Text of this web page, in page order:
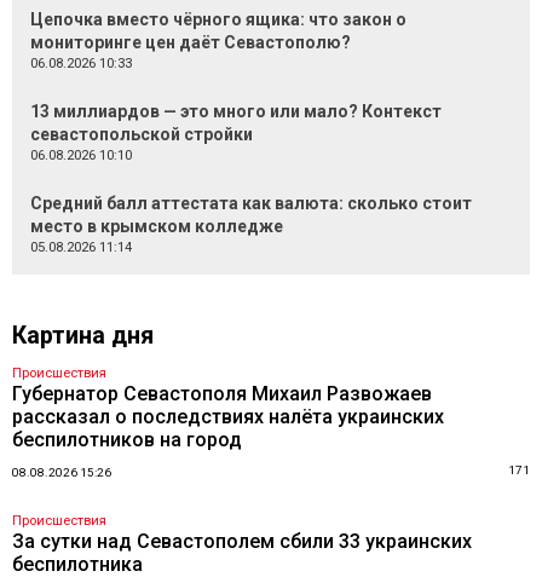
Цепочка вместо чёрного ящика: что закон о
мониторинге цен даёт Севастополю?
06.08.2026 10:33
13 миллиардов — это много или мало? Контекст
севастопольской стройки
06.08.2026 10:10
Средний балл аттестата как валюта: сколько стоит
место в крымском колледже
05.08.2026 11:14
Картина дня
Происшествия
Губернатор Севастополя Михаил Развожаев
рассказал о последствиях налёта украинских
беспилотников на город
08.08.2026 15:26 171
Происшествия
За сутки над Севастополем сбили 33 украинских
беспилотника